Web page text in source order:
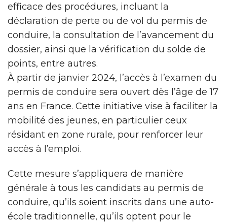
efficace des procédures, incluant la
déclaration de perte ou de vol du permis de
conduire, la consultation de l’avancement du
dossier, ainsi que la vérification du solde de
points, entre autres.
À partir de janvier 2024, l’accès à l’examen du
permis de conduire sera ouvert dès l’âge de 17
ans en France. Cette initiative vise à faciliter la
mobilité des jeunes, en particulier ceux
résidant en zone rurale, pour renforcer leur
accès à l’emploi.
Cette mesure s’appliquera de manière
générale à tous les candidats au permis de
conduire, qu’ils soient inscrits dans une auto-
école traditionnelle, qu’ils optent pour le